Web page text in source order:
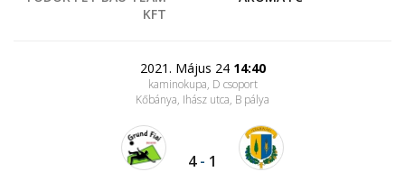
KFT
2021. Május 24 14:40
kaminokupa, D csoport
Kőbánya, Ihász utca, B pálya
4- 1